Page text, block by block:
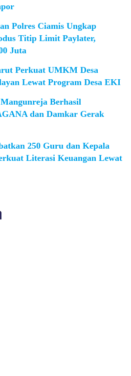
Polres Ciamis Ungkap
Titip Limit Paylater,
Juta
Perkuat UMKM Desa
Lewat Program Desa EKI
Berhasil
dan Damkar Gerak
250 Guru dan Kepala
Literasi Keuangan Lewat